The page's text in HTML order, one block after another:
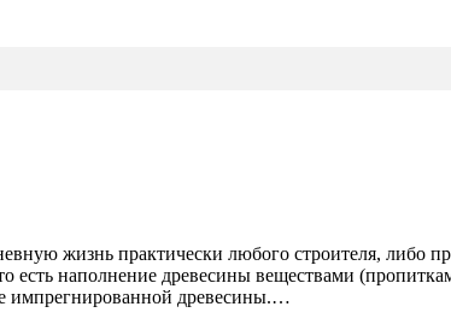
жизнь практически любого строителя, либо
есть наполнение древесины веществами
импрегнированной древесины.…